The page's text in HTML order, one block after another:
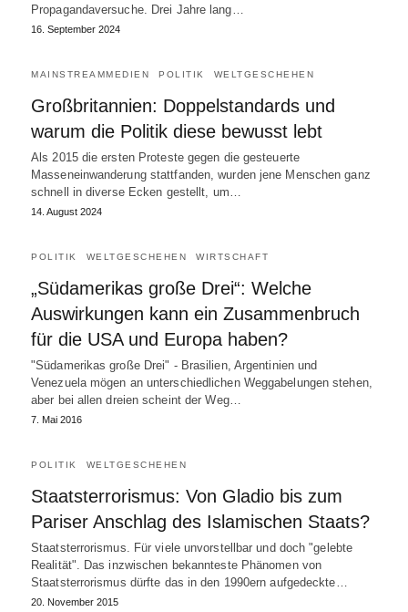
Propagandaversuche. Drei Jahre lang…
16. September 2024
MAINSTREAMMEDIEN POLITIK WELTGESCHEHEN
Großbritannien: Doppelstandards und
warum die Politik diese bewusst lebt
Als 2015 die ersten Proteste gegen die gesteuerte
Masseneinwanderung stattfanden, wurden jene Menschen ganz
schnell in diverse Ecken gestellt, um…
14. August 2024
POLITIK WELTGESCHEHEN WIRTSCHAFT
„Südamerikas große Drei“: Welche
Auswirkungen kann ein Zusammenbruch
für die USA und Europa haben?
"Südamerikas große Drei" - Brasilien, Argentinien und
Venezuela mögen an unterschiedlichen Weggabelungen stehen,
aber bei allen dreien scheint der Weg…
7. Mai 2016
POLITIK WELTGESCHEHEN
Staatsterrorismus: Von Gladio bis zum
Pariser Anschlag des Islamischen Staats?
Staatsterrorismus. Für viele unvorstellbar und doch "gelebte
Realität". Das inzwischen bekannteste Phänomen von
Staatsterrorismus dürfte das in den 1990ern aufgedeckte…
20. November 2015